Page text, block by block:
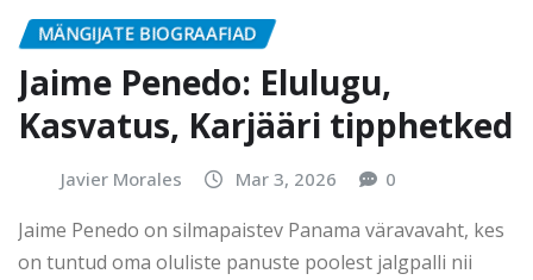
MÄNGIJATE BIOGRAAFIAD
Jaime Penedo: Elulugu,
Kasvatus, Karjääri tipphetked
Javier Morales Mar 3, 2026 0
Jaime Penedo on silmapaistev Panama väravavaht, kes
on tuntud oma oluliste panuste poolest jalgpalli nii